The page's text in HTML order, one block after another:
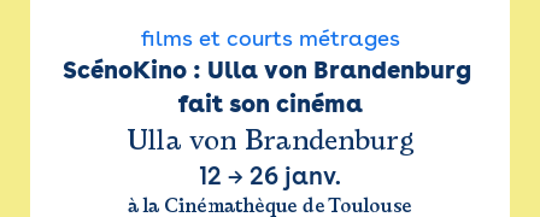
films et courts métrages
ScénoKino : Ulla von Brandenburg
fait son cinéma
Ulla von Brandenburg
12 → 26 janv.
à la Cinémathèque de Toulouse